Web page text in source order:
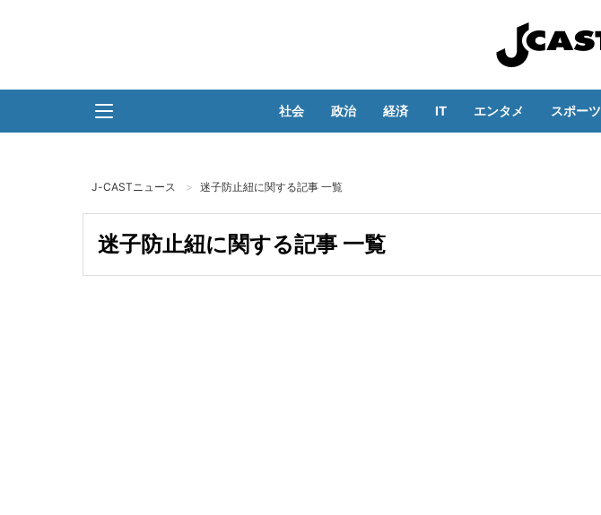
社会 政治 経済 IT エンタメ スポーツ
J-CASTニュース 迷子防止紐に関する記事 一覧
迷子防止紐に関する記事 一覧